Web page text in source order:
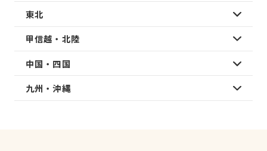
東北
甲信越・北陸
中国・四国
九州・沖縄